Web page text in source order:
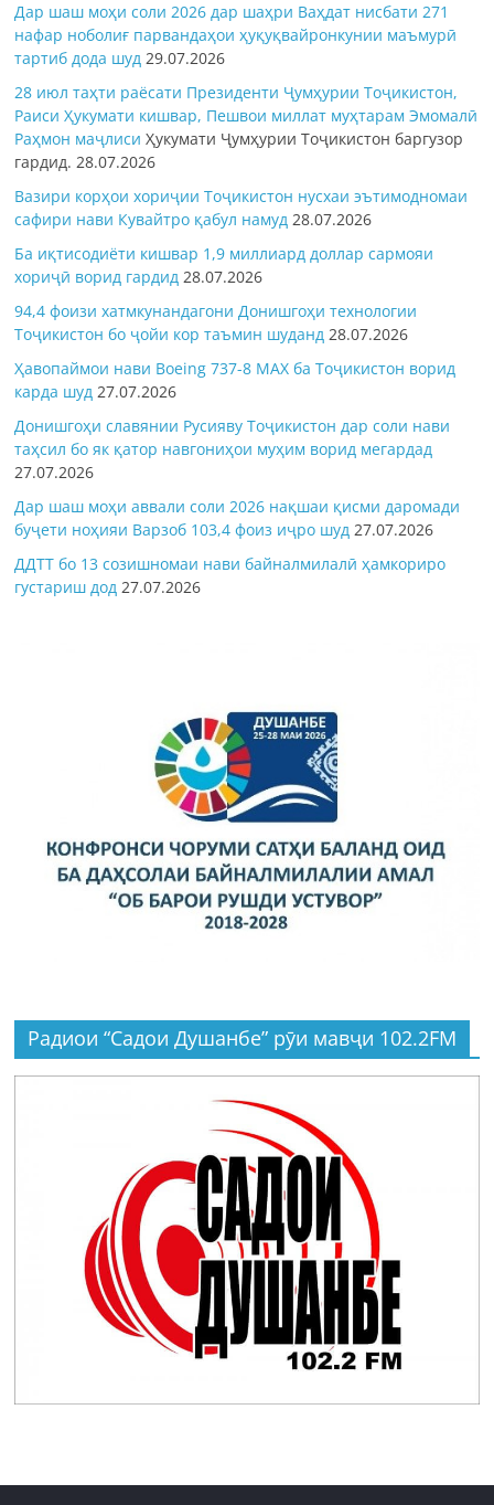
Дар шаш моҳи соли 2026 дар шаҳри Ваҳдат нисбати 271
нафар ноболиғ парвандаҳои ҳуқуқвайронкунии маъмурӣ
тартиб дода шуд 29.07.2026
28 июл таҳти раёсати Президенти Ҷумҳурии Тоҷикистон,
Раиси Ҳукумати кишвар, Пешвои миллат муҳтарам Эмомалӣ
Раҳмон маҷлисиҲукумати Ҷумҳурии Тоҷикистон баргузор
гардид.28.07.2026
Вазири корҳои хориҷии Тоҷикистон нусхаи эътимодномаи
сафири нави Кувайтро қабул намуд 28.07.2026
Ба иқтисодиёти кишвар 1,9 миллиард доллар сармояи
хориҷӣ ворид гардид 28.07.2026
94,4 фоизи хатмкунандагони Донишгоҳи технологии
Тоҷикистон бо ҷойи кор таъмин шуданд 28.07.2026
Ҳавопаймои нави Boeing 737-8 MAX ба Тоҷикистон ворид
карда шуд 27.07.2026
Донишгоҳи славянии Русияву Тоҷикистон дар соли нави
таҳсил бо як қатор навгониҳои муҳим ворид мегардад
27.07.2026
Дар шаш моҳи аввали соли 2026 нақшаи қисми даромади
буҷети ноҳияи Варзоб 103,4 фоиз иҷро шуд 27.07.2026
ДДТТ бо 13 созишномаи нави байналмилалӣ ҳамкориро
густариш дод 27.07.2026
Радиои “Садои Душанбе” рӯи мавҷи 102.2FM